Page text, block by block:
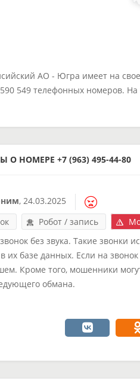
АО - Югра имеет на
549 телефонных номеров.
О НОМЕРЕ +7 (963) 495-44-80
, 24.03.2025
Робот / запись
без звука. Такие звонки
их базе данных. Если на
Кроме того, мошенники
обмана.